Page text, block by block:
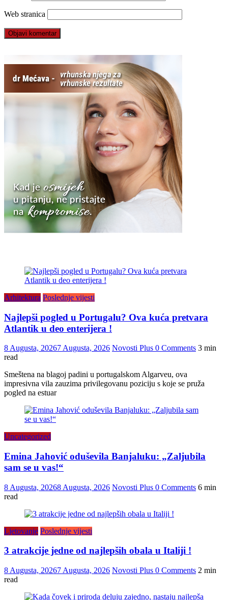
Web stranica
Arhitektura Poslednje vijesti
Najlepši pogled u Portugalu? Ova kuća pretvara
Atlantik u deo enterijera !
8 Augusta, 20267 Augusta, 2026 Novosti Plus 0 Comments 3 min
read
Smeštena na blagoj padini u portugalskom Algarveu, ova
impresivna vila zauzima privilegovanu poziciju s koje se pruža
pogled na estuar
Uncategorized
Emina Jahović oduševila Banjaluku: „Zaljubila
sam se u vas!“
8 Augusta, 20268 Augusta, 2026 Novosti Plus 0 Comments 6 min
read
Ljetovanje Poslednje vijesti
3 atrakcije jedne od najlepših obala u Italiji !
8 Augusta, 20267 Augusta, 2026 Novosti Plus 0 Comments 2 min
read